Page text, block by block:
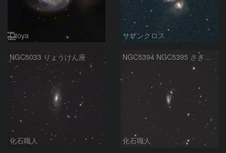
Otoya サザンクロス
NGC5033 りょうけん座
化石職人
NGC5394 NGC5395 さぎ銀河 りょうけん座
化石職人